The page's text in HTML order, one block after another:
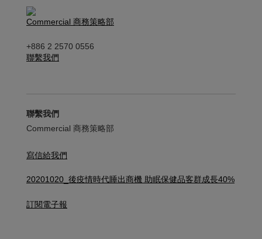
Commercial 商務策略部
+886 2 2570 0556
聯繫我們
聯繫我們
Commercial 商務策略部
寫信給我們
20201020_後疫情時代睡出商機 助眠保健品客群成長40%
訂閱電子報